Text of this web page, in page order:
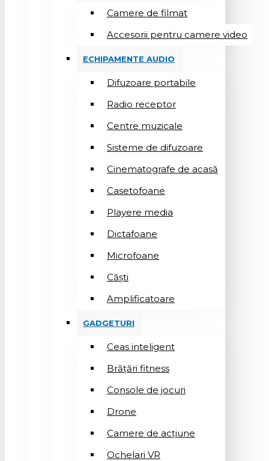
Camere de filmat
Accesorii pentru camere video
ECHIPAMENTE AUDIO
Difuzoare portabile
Radio receptor
Centre muzicale
Sisteme de difuzoare
Cinematografe de acasă
Casetofoane
Playere media
Dictafoane
Microfoane
Căşti
Amplificatoare
GADGETURI
Ceas inteligent
Brățări fitness
Console de jocuri
Drone
Camere de acțiune
Ochelari VR